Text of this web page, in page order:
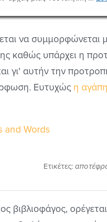
να συμμορφώνεται
καθώς υπάρχει η
γι' αυτήν την
Ευτυχώς η
and Words
Ετικέτες:
βιβλιοφάγος,